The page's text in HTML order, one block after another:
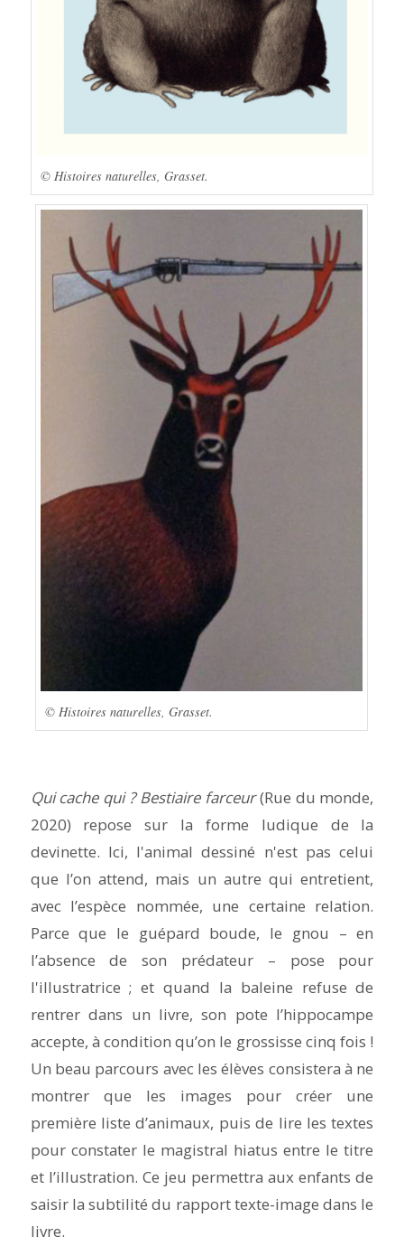
© Histoires naturelles, Grasset.
© Histoires naturelles, Grasset.
Qui cache qui ? Bestiaire farceur(Rue du monde,
2020) repose sur la forme ludique de la
devinette. Ici, l'animal dessiné n'est pas celui
que l’on attend, mais un autre qui entretient,
avec l’espèce nommée, une certaine relation.
Parce que le guépard boude, le gnou – en
l’absence de son prédateur – pose pour
l'illustratrice ; et quand la baleine refuse de
rentrer dans un livre, son pote l’hippocampe
accepte, à condition qu’on le grossisse cinq fois !
Un beau parcours avec les élèves consistera à ne
montrer que les images pour créer une
première liste d’animaux, puis de lire les textes
pour constater le magistral hiatus entre le titre
et l’illustration. Ce jeu permettra aux enfants de
saisir la subtilité du rapport texte-image dans le
livre.